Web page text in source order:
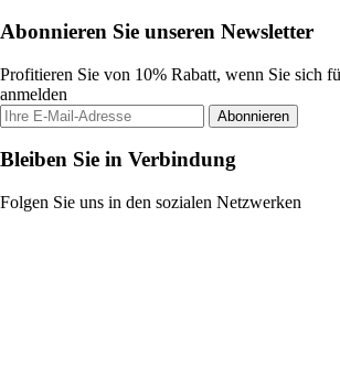
Abonnieren Sie unseren Newsletter
Profitieren Sie von 10% Rabatt, wenn Sie sich
anmelden
Abonnieren
Bleiben Sie in Verbindung
Folgen Sie uns in den sozialen Netzwerken